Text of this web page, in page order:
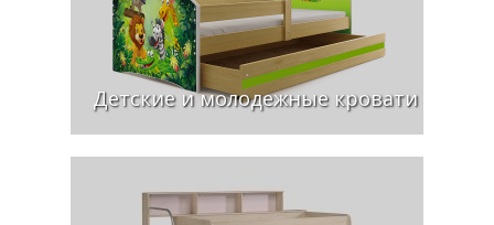
Детские и молодежные кровати